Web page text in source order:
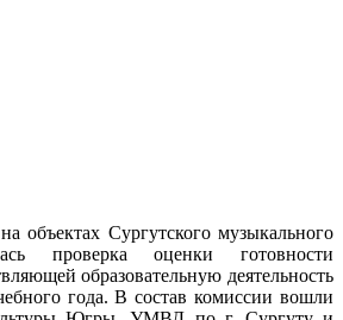
объектах Сургутского музыкального
проверка оценки готовности
образовательную деятельность
года. В состав комиссии вошли